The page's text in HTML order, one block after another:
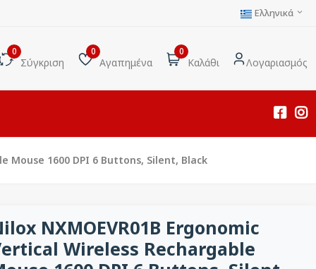
Ελληνικά
0
Σύγκριση
0
Αγαπημένα
0
Καλάθι Λογαριασμός
Mouse 1600 DPI 6 Buttons, Silent, Black
NXMOEVR01B Ergonomic
Wireless Rechargable